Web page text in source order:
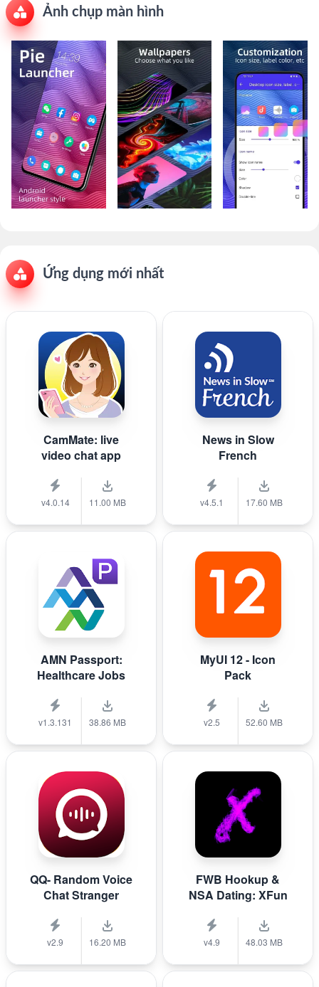
Ảnh chụp màn hình
Ứng dụng mới nhất
CamMate: live
video chat app
v4.0.14 11.00 MB
News in Slow
French
v4.5.1 17.60 MB
AMN Passport:
Healthcare Jobs
v1.3.131 38.86 MB
MyUI 12 - Icon
Pack
v2.5 52.60 MB
QQ- Random Voice
Chat Stranger
v2.9 16.20 MB
FWB Hookup &
NSA Dating: XFun
v4.9 48.03 MB